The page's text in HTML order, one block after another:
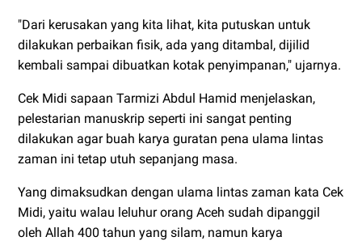
"Dari kerusakan yang kita lihat, kita putuskan untuk
dilakukan perbaikan fisik, ada yang ditambal, dijilid
kembali sampai dibuatkan kotak penyimpanan," ujarnya.
Cek Midi sapaan Tarmizi Abdul Hamid menjelaskan,
pelestarian manuskrip seperti ini sangat penting
dilakukan agar buah karya guratan pena ulama lintas
zaman ini tetap utuh sepanjang masa.
Yang dimaksudkan dengan ulama lintas zaman kata Cek
Midi, yaitu walau leluhur orang Aceh sudah dipanggil
oleh Allah 400 tahun yang silam, namun karya